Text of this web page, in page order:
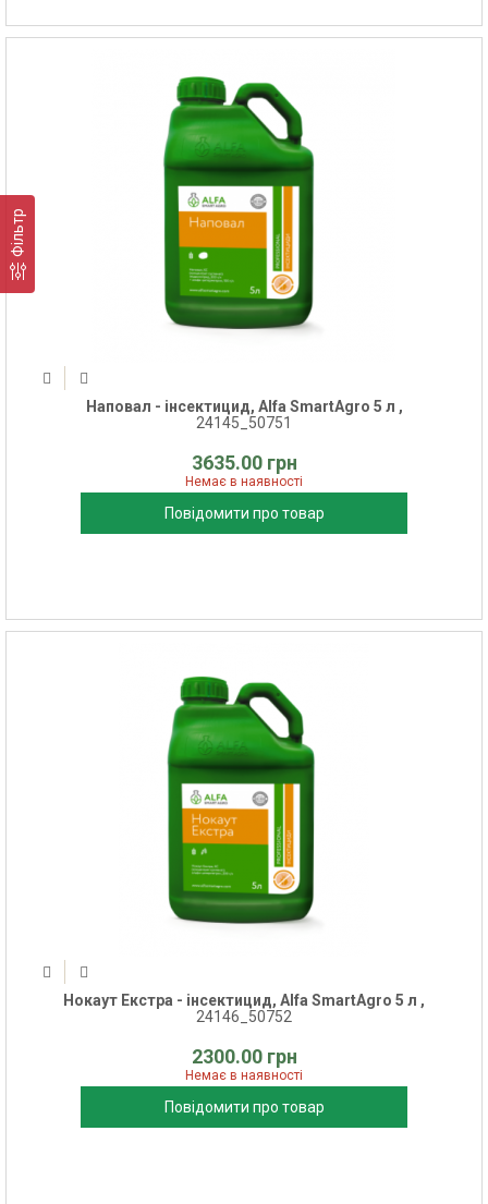
Фільтр
Наповал - інсектицид, Alfa SmartAgro 5 л ,
24145_50751
3635.00 грн
Немає в наявності
Повідомити про товар
Нокаут Екстра - інсектицид, Alfa SmartAgro 5 л ,
24146_50752
2300.00 грн
Немає в наявності
Повідомити про товар